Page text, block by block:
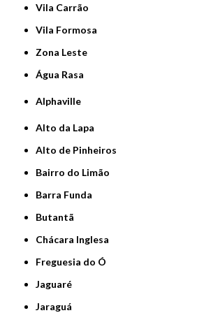
Vila Carrão
Vila Formosa
Zona Leste
Água Rasa
Alphaville
Alto da Lapa
Alto de Pinheiros
Bairro do Limão
Barra Funda
Butantã
Chácara Inglesa
Freguesia do Ó
Jaguaré
Jaraguá